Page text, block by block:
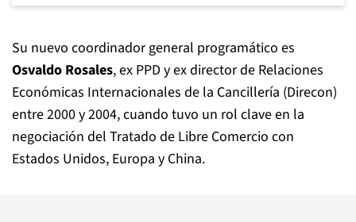
Su nuevo coordinador general programático es
Osvaldo Rosales, ex PPD y ex director de Relaciones
Económicas Internacionales de la Cancillería (Direcon)
entre 2000 y 2004, cuando tuvo un rol clave en la
negociación del Tratado de Libre Comercio con
Estados Unidos, Europa y China.